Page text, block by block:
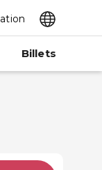
Billets